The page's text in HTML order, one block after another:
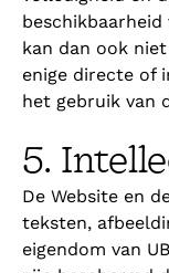
beschikbaarheid
kan dan ook
enige directe of
het gebruik van
5.
De Website en
teksten,
eigendom van